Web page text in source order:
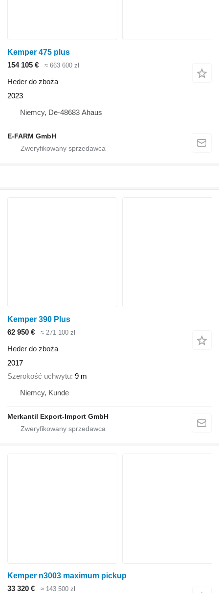
Kemper 475 plus
154 105 €
≈ 663 600 zł
Heder do zboża
2023
Niemcy, De-48683 Ahaus
E-FARM GmbH
Kemper 390 Plus
62 950 €
≈ 271 100 zł
Heder do zboża
2017
Szerokość uchwytu 9 m
Niemcy, Kunde
Merkantil Export-Import GmbH
Kemper n3003 maximum pickup
33 320 €
≈ 143 500 zł